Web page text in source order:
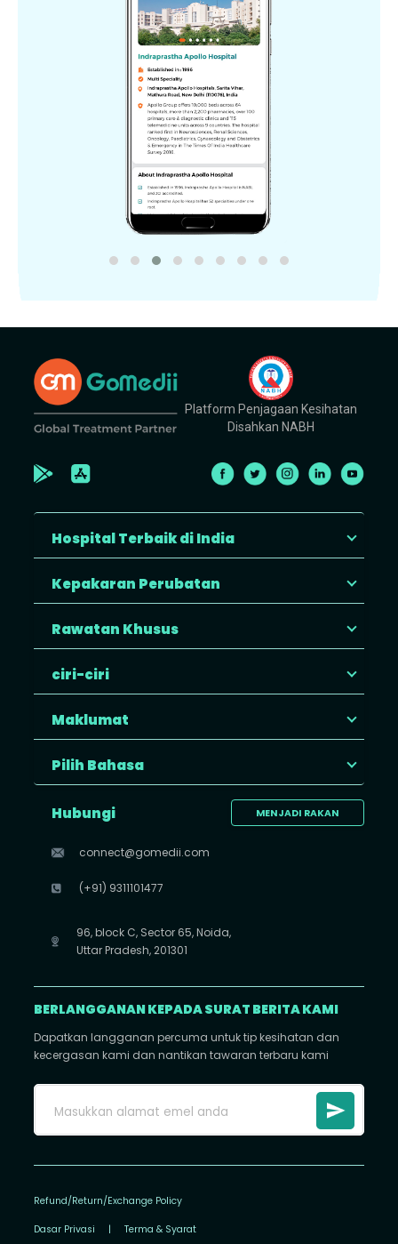
Platform Penjagaan Kesihatan
Disahkan NABH
Hospital Terbaik di India
Kepakaran Perubatan
Rawatan Khusus
ciri-ciri
Maklumat
Pilih Bahasa
MENJADI RAKAN
Hubungi
connect@gomedii.com
(+91) 9311101477
96, block C, Sector 65, Noida,
Uttar Pradesh, 201301
BERLANGGANAN KEPADA SURAT BERITA KAMI
Dapatkan langganan percuma untuk tip kesihatan dan
kecergasan kami dan nantikan tawaran terbaru kami
Refund/Return/Exchange Policy
Dasar Privasi | Terma & Syarat